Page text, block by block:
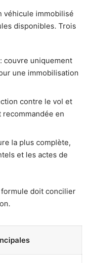
véhicule immobilisé
disponibles. Trois
couvre uniquement
une immobilisation
contre le vol et
en
la plus complète,
et les actes de
doit concilier